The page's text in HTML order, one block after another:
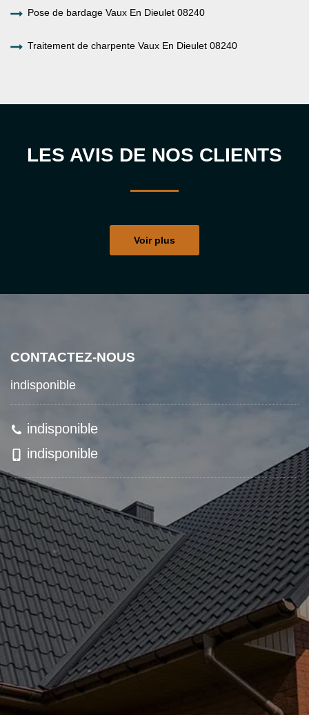
Pose de bardage Vaux En Dieulet 08240
Traitement de charpente Vaux En Dieulet 08240
LES AVIS DE NOS CLIENTS
Voir plus
CONTACTEZ-NOUS
indisponible
indisponible
indisponible